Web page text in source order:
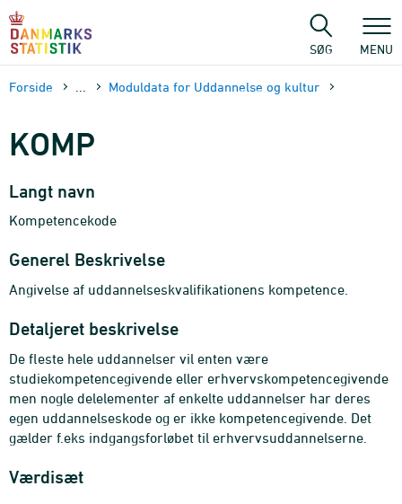
sidens
SØG MENU
Forside Moduldata for Uddannelse og kultur
KOMP
Langt navn
Kompetencekode
Generel Beskrivelse
Angivelse af uddannelseskvalifikationens kompetence.
Detaljeret beskrivelse
De fleste hele uddannelser vil enten være
studiekompetencegivende eller erhvervskompetencegivende
men nogle delelementer af enkelte uddannelser har deres
egen uddannelseskode og er ikke kompetencegivende. Det
gælder f.eks indgangsforløbet til erhvervsuddannelserne.
Værdisæt